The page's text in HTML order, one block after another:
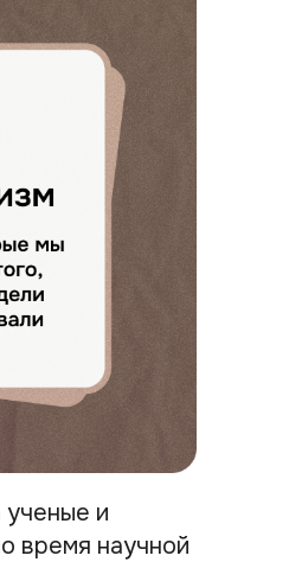
и
время научной